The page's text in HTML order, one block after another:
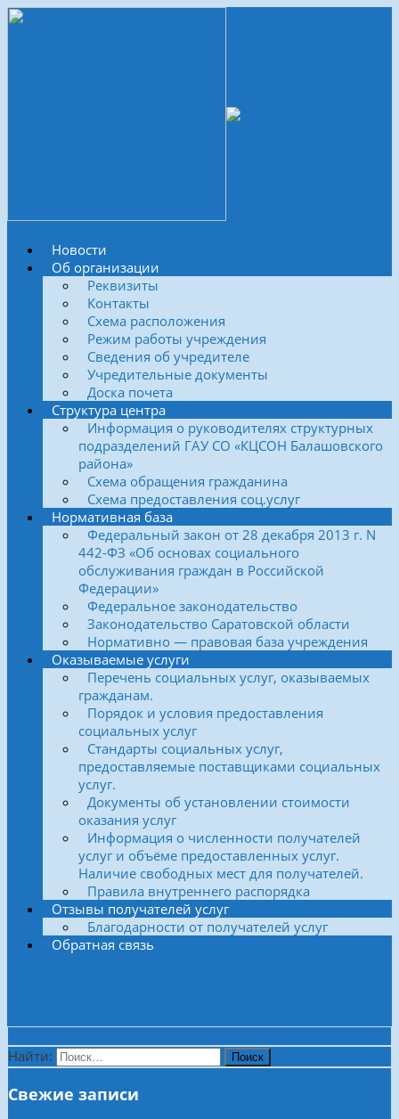
Новости
Об организации
Реквизиты
Контакты
Схема расположения
Режим работы учреждения
Сведения об учредителе
Учредительные документы
Доска почета
Структура центра
Информация о руководителях структурных
подразделений ГАУ СО «КЦСОН Балашовского
района»
Схема обращения гражданина
Схема предоставления соц.услуг
Нормативная база
Федеральный закон от 28 декабря 2013 г. N
442-ФЗ «Об основах социального
обслуживания граждан в Российской
Федерации»
Федеральное законодательство
Законодательство Саратовской области
Нормативно — правовая база учреждения
Оказываемые услуги
Перечень социальных услуг, оказываемых
гражданам.
Порядок и условия предоставления
социальных услуг
Стандарты социальных услуг,
предоставляемые поставщиками социальных
услуг.
Документы об установлении стоимости
оказания услуг
Информация о численности получателей
услуг и объёме предоставленных услуг.
Наличие свободных мест для получателей.
Правила внутреннего распорядка
Отзывы получателей услуг
Благодарности от получателей услуг
Обратная связь
Найти:
Свежие записи